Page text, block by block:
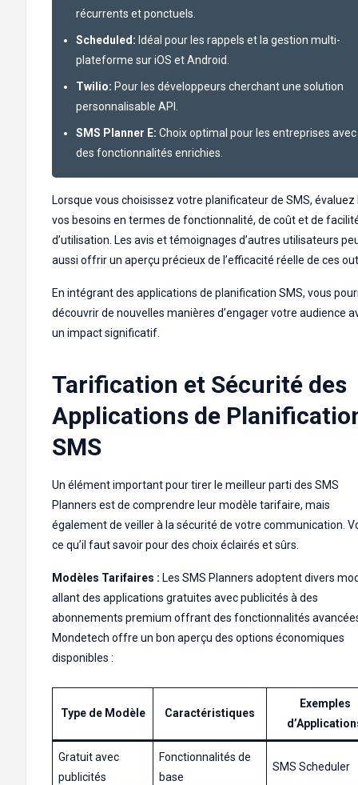
récurrents et ponctuels.
Scheduled: Idéal pour les rappels et la gestion multi-
plateforme sur iOS et Android.
Twilio: Pour les développeurs cherchant une solution
personnalisable API.
SMS Planner E: Choix optimal pour les entreprises avec
des fonctionnalités enrichies.
Lorsque vous choisissez votre planificateur de SMS, évaluez
vos besoins en termes de fonctionnalité, de coût et de
d’utilisation. Les avis et témoignages d’autres utilisateurs
aussi offrir un aperçu précieux de l’efficacité réelle de ces
En intégrant des applications de planification SMS, vous
découvrir de nouvelles manières d’engager votre audience
un impact significatif.
Tarification et Sécurité des
Applications de
SMS
Un élément important pour tirer le meilleur parti des SMS
Planners est de comprendre leur modèle tarifaire, mais
également de veiller à la sécurité de votre communication.
ce qu’il faut savoir pour des choix éclairés et sûrs.
Modèles Tarifaires : Les SMS Planners adoptent divers
allant des applications gratuites avec publicités à des
abonnements premium offrant des fonctionnalités
Mondetech offre un bon aperçu des options économiques
disponibles :
Type de Modèle Caractéristiques
Exemples
Gratuit avec
publicités
Fonctionnalités de
base
SMS Scheduler